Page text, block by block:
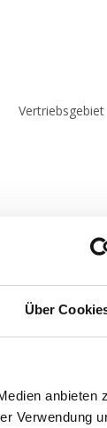
Über
anbieten
Verwendung
Vertriebsgebiet